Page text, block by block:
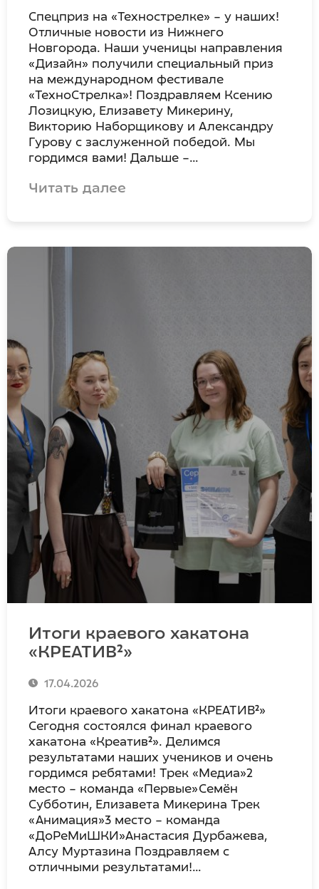
Спецприз на «Технострелке» – у наших!
Отличные новости из Нижнего
Новгорода. Наши ученицы направления
«Дизайн» получили специальный приз
на международном фестивале
«ТехноСтрелка»! Поздравляем Ксению
Лозицкую, Елизавету Микерину,
Викторию Наборщикову и Александру
Гурову с заслуженной победой. Мы
гордимся вами! Дальше –…
Читать далее
Итоги краевого хакатона
«КРЕАТИВ²»
17.04.2026
Итоги краевого хакатона «КРЕАТИВ²»
Сегодня состоялся финал краевого
хакатона «Креатив²». Делимся
результатами наших учеников и очень
гордимся ребятами! Трек «Медиа»2
место – команда «Первые»Семён
Субботин, Елизавета Микерина Трек
«Анимация»3 место – команда
«ДоРеМиШКИ»Анастасия Дурбажева,
Алсу Муртазина Поздравляем с
отличными результатами!…